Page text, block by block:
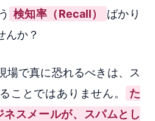
検知率（Recall）
ばかり
んか？
場で真に恐れるべきは、ス
ことではありません。
た
スメールが、スパムとし